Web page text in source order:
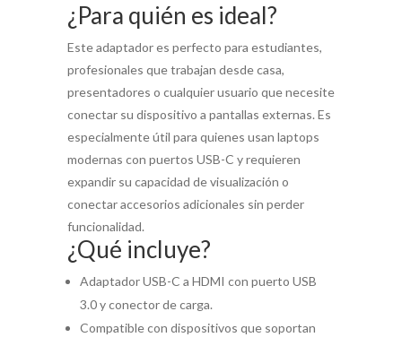
¿Para quién es ideal?
Este adaptador es perfecto para estudiantes,
profesionales que trabajan desde casa,
presentadores o cualquier usuario que necesite
conectar su dispositivo a pantallas externas. Es
especialmente útil para quienes usan laptops
modernas con puertos USB-C y requieren
expandir su capacidad de visualización o
conectar accesorios adicionales sin perder
funcionalidad.
¿Qué incluye?
Adaptador USB-C a HDMI con puerto USB
3.0 y conector de carga.
Compatible con dispositivos que soportan